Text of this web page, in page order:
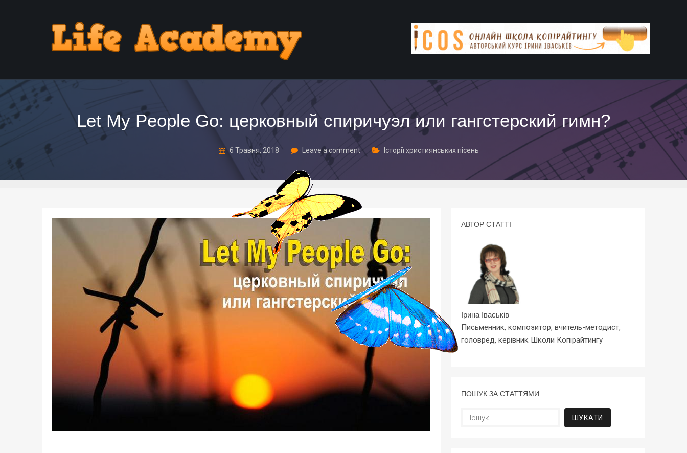
Let My People Go: церковный спиричуэл или гангстерский гимн?
6 Травня, 2018 Leave a comment Історії християнських пісень
АВТОР СТАТТІ
Ірина Іваськів
Письменник, композитор, вчитель-методист,
головред, керівник Школи Копірайтингу
ПОШУК ЗА СТАТТЯМИ
Пошук: